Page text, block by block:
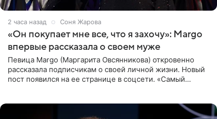
2 часа назад Соня Жарова
«Он покупает мне все, что я захочу»: Margo
впервые рассказала о своем муже
Певица Margo (Маргарита Овсянникова) откровенно
рассказала подписчикам о своей личной жизни. Новый
пост появился на ее странице в соцсети. «Самый